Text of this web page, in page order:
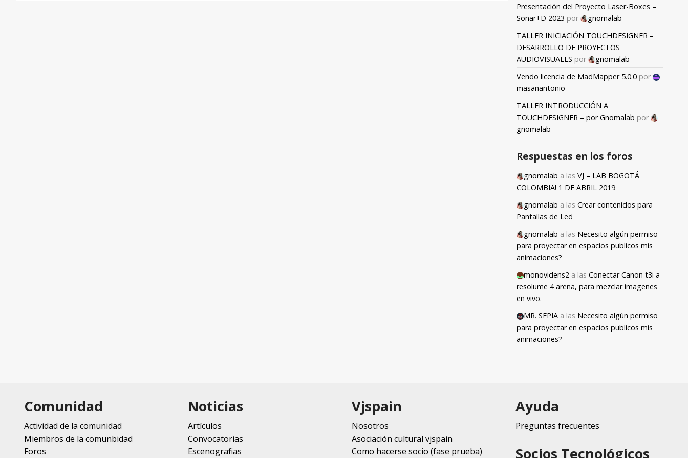
Presentación del Proyecto Laser-Boxes –
Sonar+D 2023 por
gnomalab
TALLER INICIACIÓN TOUCHDESIGNER –
DESARROLLO DE PROYECTOS
AUDIOVISUALES por
gnomalab
Vendo licencia de MadMapper 5.0.0 por
masanantonio
TALLER INTRODUCCIÓN A
TOUCHDESIGNER – por Gnomalab por
gnomalab
Respuestas en los foros
gnomalab a las VJ – LAB BOGOTÁ
COLOMBIA! 1 DE ABRIL 2019
gnomalab a las Crear contenidos para
Pantallas de Led
gnomalab a las Necesito algún permiso
para proyectar en espacios publicos mis
animaciones?
monovidens2 a las Conectar Canon t3i a
resolume 4 arena, para mezclar imagenes
en vivo.
MR. SEPIA a las Necesito algún permiso
para proyectar en espacios publicos mis
animaciones?
Comunidad
Actividad de la comunidad
Miembros de la comunbidad
Foros
Noticias
Artículos
Convocatorias
Escenografias
Vjspain
Nosotros
Asociación cultural vjspain
Como hacerse socio (fase prueba)
Ayuda
Preguntas frecuentes
Socios Tecnológicos